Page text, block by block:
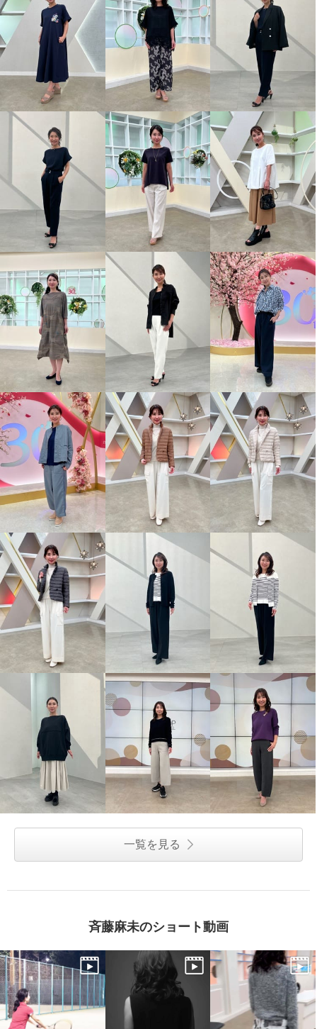
一覧を見る
斉藤麻未のショート動画